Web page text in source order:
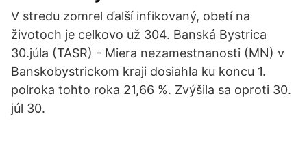
V stredu zomrel ďalší infikovaný, obetí na
životoch je celkovo už 304. Banská Bystrica
30.júla (TASR) - Miera nezamestnanosti (MN) v
Banskobystrickom kraji dosiahla ku koncu 1.
polroka tohto roka 21,66 %. Zvýšila sa oproti 30.
júl 30.